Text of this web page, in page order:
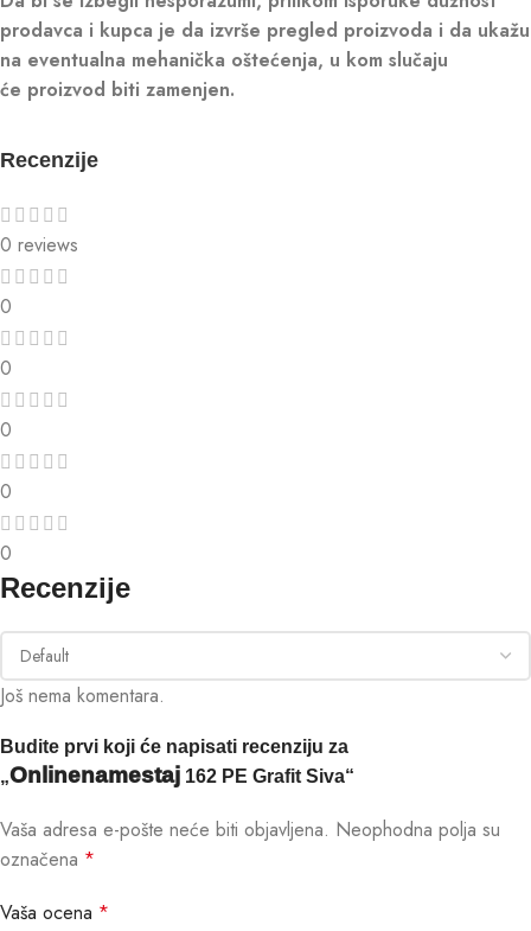
prodavca i kupca je da izvrše pregled proizvoda i da ukažu
na eventualna mehanička oštećenja, u kom slučaju
će proizvod biti zamenjen.
Recenzije
0 reviews
0
0
0
0
0
Recenzije
Još nema komentara.
Budite prvi koji će napisati recenziju za
„Onlinenamestaj 162 PE Grafit Siva“
Vaša adresa e-pošte neće biti objavljena. Neophodna polja su
označena *
Vaša ocena *